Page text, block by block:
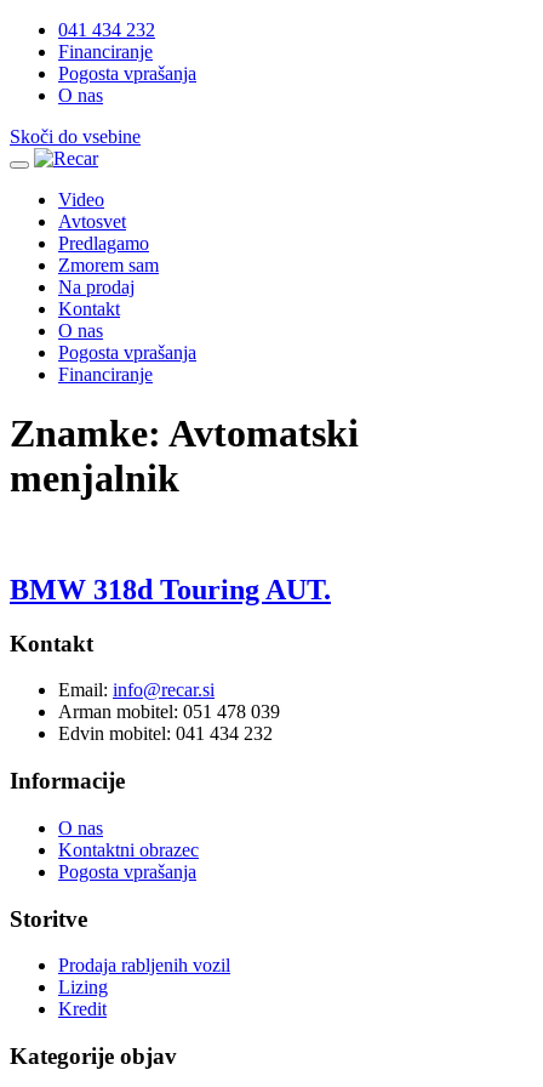
041 434 232
Financiranje
Pogosta vprašanja
O nas
Skoči do vsebine
Video
Avtosvet
Predlagamo
Zmorem sam
Na prodaj
Kontakt
O nas
Pogosta vprašanja
Financiranje
Znamke: Avtomatski
menjalnik
BMW 318d Touring AUT.
Kontakt
Email: info@recar.si
Arman mobitel: 051 478 039
Edvin mobitel: 041 434 232
Informacije
O nas
Kontaktni obrazec
Pogosta vprašanja
Storitve
Prodaja rabljenih vozil
Lizing
Kredit
Kategorije objav